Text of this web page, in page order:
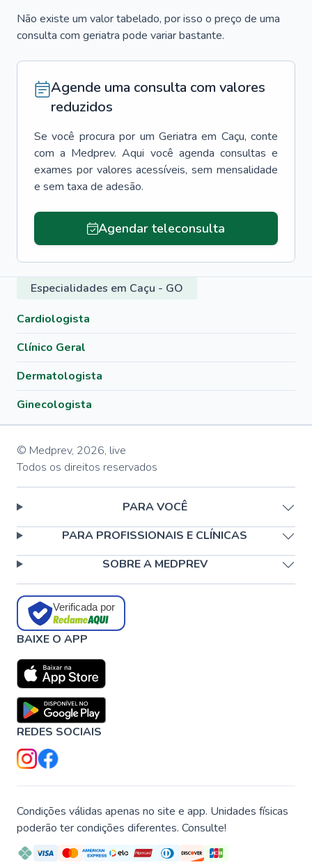
Não existe um valor tabelado, por isso o preço de uma
consulta com geriatra pode variar bastante.
Agende uma consulta com valores
reduzidos
Se você procura por um Geriatra em Caçu, conte
com a Medprev. Aqui você agenda consultas e
exames por valores acessíveis, sem mensalidade
e sem taxa de adesão.
Agendar teleconsulta
Especialidades em Caçu - GO
Cardiologista
Clínico Geral
Dermatologista
Ginecologista
© Medprev, 2026, live
Todos os direitos reservados
PARA VOCÊ
PARA PROFISSIONAIS E CLÍNICAS
SOBRE A MEDPREV
Verificada por
BAIXE O APP
REDES SOCIAIS
Condições válidas apenas no site e app. Unidades físicas
poderão ter condições diferentes. Consulte!